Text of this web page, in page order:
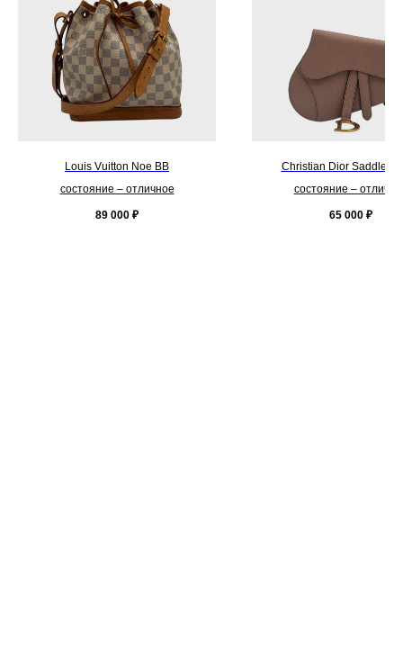
Louis Vuitton Noe BB
состояние – отличное
89 000 ₽
Christian Dior Saddle
состояние –
65 000 ₽